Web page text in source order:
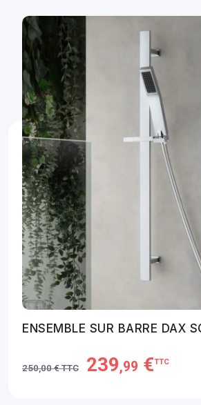
ENSEMBLE SUR BARRE DAX
250,00 € TTC 239,99 €TTC